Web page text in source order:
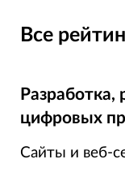
Все
Разработка,
цифровых
Сайты и веб-